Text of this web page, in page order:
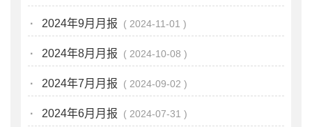
· 2024年9月月报 2024-11-01
· 2024年8月月报 2024-10-08
· 2024年7月月报 2024-09-02
· 2024年6月月报 2024-07-31